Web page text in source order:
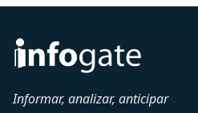
Informar, analizar, anticipar